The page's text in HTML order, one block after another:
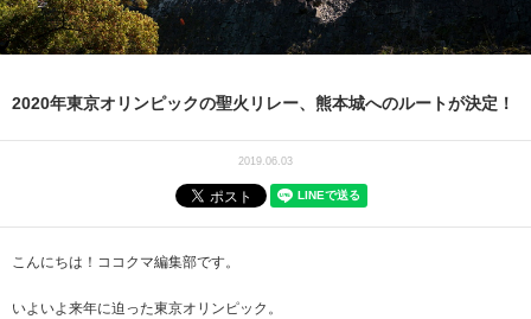
2020年東京オリンピックの聖火リレー、熊本城へのルートが決定！
2019.06.03
こんにちは！ココクマ編集部です。
いよいよ来年に迫った東京オリンピック。